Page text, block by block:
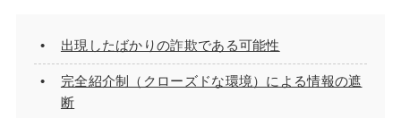
出現したばかりの詐欺である可能性
完全紹介制（クローズドな環境）による情報の遮
断